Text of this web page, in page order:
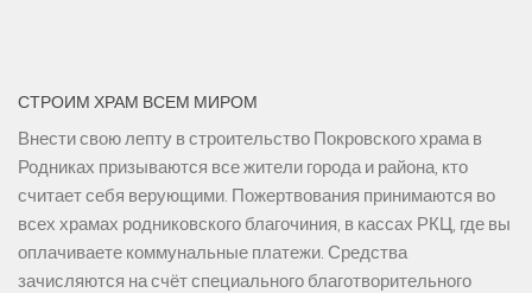
СТРОИМ ХРАМ ВСЕМ МИРОМ
Внести свою лепту в строительство Покровского храма в
Родниках призываются все жители города и района, кто
считает себя верующими. Пожертвования принимаются во
всех храмах родниковского благочиния, в кассах РКЦ, где вы
оплачиваете коммунальные платежи. Средства
зачисляются на счёт специального благотворительного